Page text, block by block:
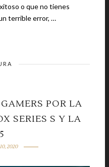
en un terrible error, …
POR LA
SERIES S Y LA
2020